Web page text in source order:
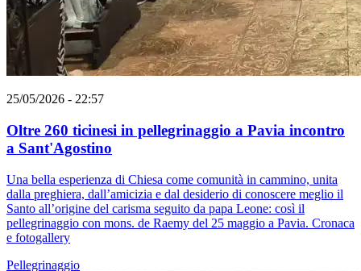
25/05/2026 - 22:57
Oltre 260 ticinesi in pellegrinaggio a Pavia incontro
a Sant'Agostino
Una bella esperienza di Chiesa come comunità in cammino, unita
dalla preghiera, dall’amicizia e dal desiderio di conoscere meglio il
Santo all’origine del carisma seguito da papa Leone: così il
pellegrinaggio con mons. de Raemy del 25 maggio a Pavia. Cronaca
e fotogallery
Pellegrinaggio